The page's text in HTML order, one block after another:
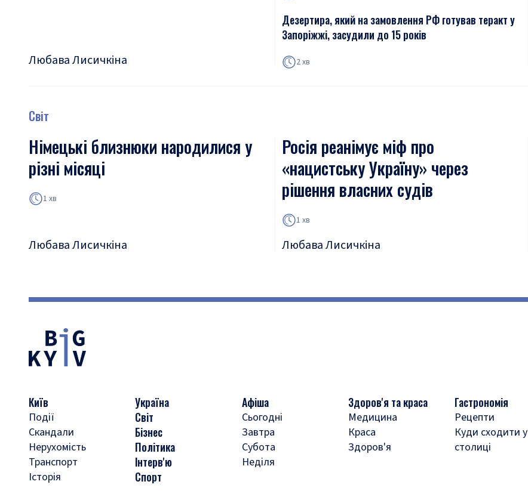
Любава Лисичкіна
Дезертира, який на замовлення РФ готував теракт у
Запоріжжі, засудили до 15 років
2 хв
Світ
Німецькі близнюки народилися у
різні місяці
1 хв
Любава Лисичкіна
Росія реанімує міф про
«нацистську Україну» через
рішення власних судів
1 хв
Любава Лисичкіна
Київ
Події
Скандали
Нерухомість
Транспорт
Історія
Україна
Світ
Бізнес
Політика
Інтерв'ю
Спорт
Афіша
Сьогодні
Завтра
Субота
Неділя
Здоров'я та краса
Медицина
Краса
Здоров'я
Гастрономія
Рецепти
Куди сходити у
столиці